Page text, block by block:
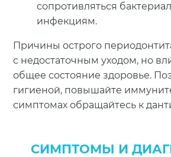
сопротивляться
инфекциям.
Причины острого
с недостаточным уходом, но
общее состояние здоровье.
гигиеной, повышайте
симптомах обращайтесь к
СИМПТОМЫ И